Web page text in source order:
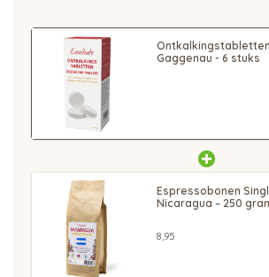
Gaggenau - 6 stuks
Espressobonen
Nicaragua – 250
8,95